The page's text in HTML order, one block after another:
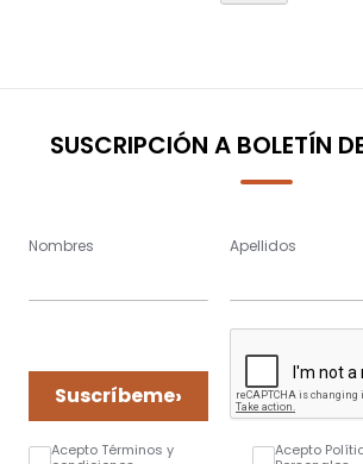
SUSCRIPCIÓN A BOLETÍN
Nombres Apellidos
Suscríbeme›
Acepto Términos y
Acepto